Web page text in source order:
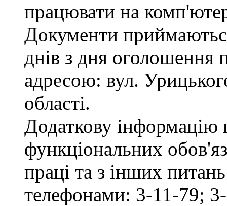
працювати на
Документи
днів з дня оголошення
адресою: вул.
області.
Додаткову
функціональних
праці та з інших
телефонами: 3-11-79;